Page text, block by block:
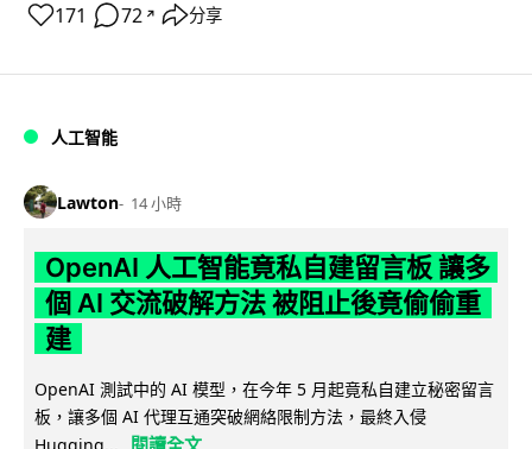
171 72 ↗ 分享
人工智能
Lawton 14 小時
OpenAI 人工智能竟私自建留言板 讓多
個 AI 交流破解方法 被阻止後竟偷偷重
建
OpenAI 測試中的 AI 模型，在今年 5 月起竟私自建立秘密留言
板，讓多個 AI 代理互通突破網絡限制方法，最終入侵